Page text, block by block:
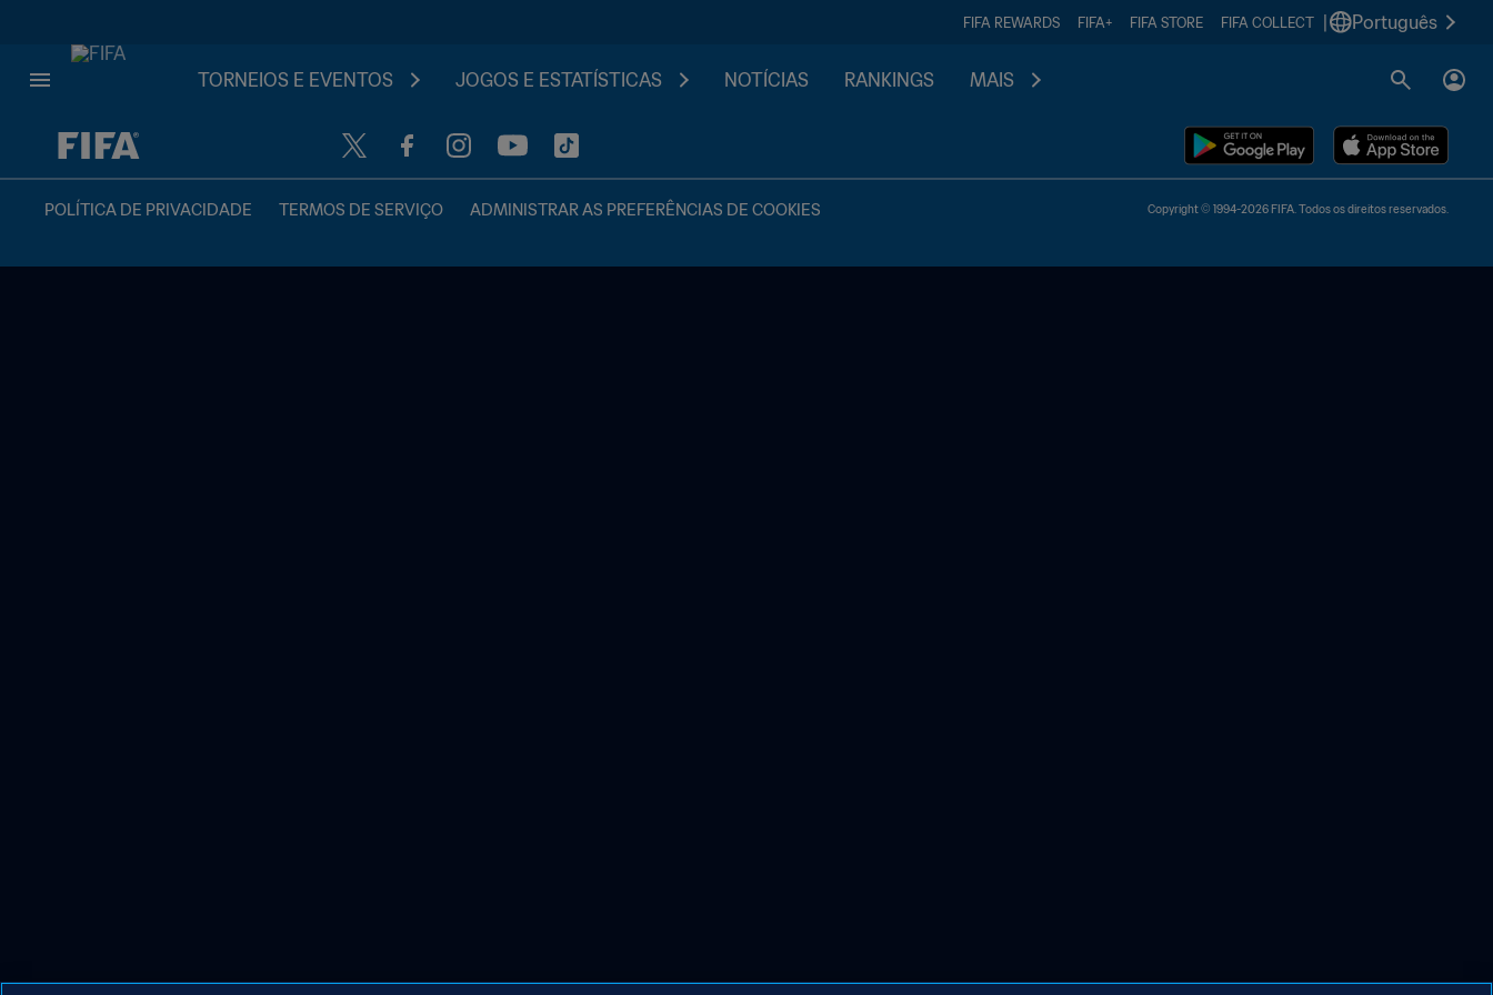
FIFA REWARDS FIFA+ FIFA STORE FIFA COLLECT Português
TORNEIOS E EVENTOS JOGOS E ESTATÍSTICAS NOTÍCIAS RANKINGS MAIS
TBD x TBD
POLÍTICA DE PRIVACIDADE TERMOS DE SERVIÇO ADMINISTRAR AS PREFERÊNCIAS DE COOKIES Copyright © 1994-2026 FIFA. Todos os direitos reservados.